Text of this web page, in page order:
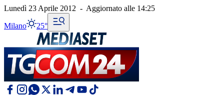
Lunedì 23 Aprile 2012 - Aggiornato alle 14:25
Milano 25°